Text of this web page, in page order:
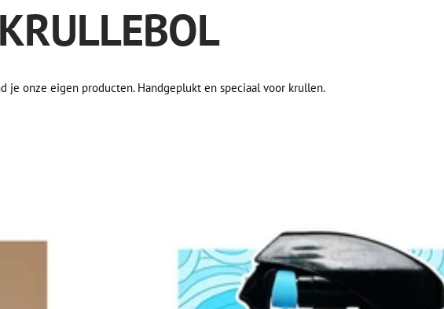
KRULLEBOL
je onze eigen producten. Handgeplukt en speciaal voor krullen.